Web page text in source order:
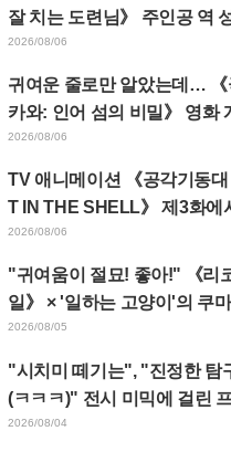
잘 치는 도련님》 주인공 역
아사키의 제13화 ED 일러스
출
2026/08/06
귀여운 줄로만 알았는데… 《
카와: 인어 섬의 비밀》 영화
영상이 "생각 이상으로 가혹
얘기뿐이다"라며 갭에 놀라는
2026/08/06
TV 애니메이션 《공각기동
T IN THE SHELL》 제3화에
아키오가 연기하는 마레스 대
트 코멘트 & 엔드 카드 공개
2026/08/06
"귀여움이 절묘! 좋아!" 《리
일》 × '일하는 고양이'의 쿠
보 발표에 "좋아!" 반응 잇따라
2026/08/05
"시치미 떼기는", "진정한 탐
(ㅋㅋㅋ)" 전시 미믹에 걸린
태클 쇄도 《장송의 프리렌》
2026/08/04